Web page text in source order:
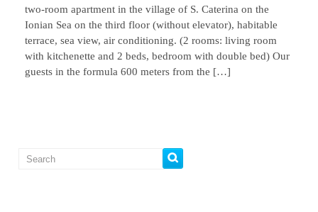
two-room apartment in the village of S. Caterina on the
Ionian Sea on the third floor (without elevator), habitable
terrace, sea view, air conditioning. (2 rooms: living room
with kitchenette and 2 beds, bedroom with double bed) Our
guests in the formula 600 meters from the […]